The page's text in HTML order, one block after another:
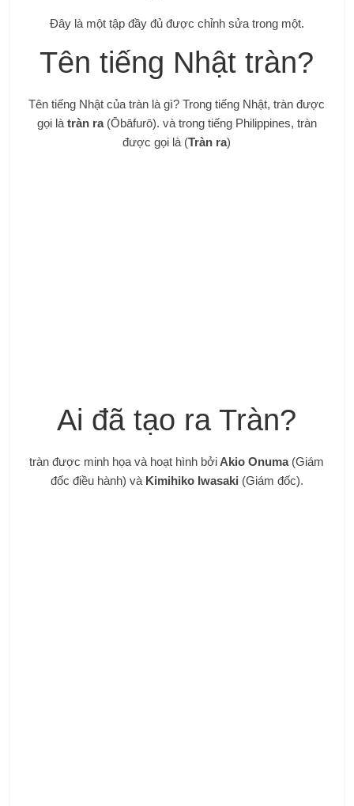
Đây là một tập đầy đủ được chỉnh sửa trong một.
Tên tiếng Nhật tràn?
Tên tiếng Nhật của tràn là gì? Trong tiếng Nhật, tràn được
gọi làtràn ra(Ōbāfurō). và trong tiếng Philippines, tràn
được gọi là (Tràn ra)
Ai đã tạo ra Tràn?
tràn được minh họa và hoạt hình bởi Akio Onuma(Giám
đốc điều hành) và Kimihiko Iwasaki (Giám đốc).